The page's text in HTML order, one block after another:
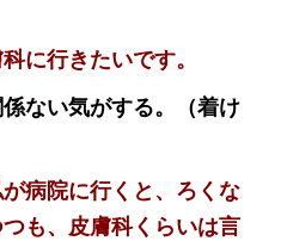
に行きたいです。
ない気がする。（着け
が病院に行くと、ろくな
も、皮膚科くらいは言